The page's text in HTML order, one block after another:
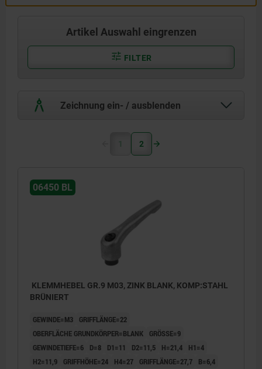
Artikel Auswahl eingrenzen
FILTER
Zeichnung ein- / ausblenden
1 2
06450 BL
KLEMMHEBEL GR.9 M03, ZINK BLANK, KOMP:STAHL
BRÜNIERT
GEWINDE=M3
GRIFFLÄNGE=22
OBERFLÄCHE GRUNDKÖRPER=BLANK
GRÖSSE=9
GEWINDETIEFE=6
D=8 D1=11 D2=11,5 H=21,4
H1=4
H2=11,9
GRIFFHÖHE=24 H4=27 GRIFFLÄNGE=27,7
B=6,4